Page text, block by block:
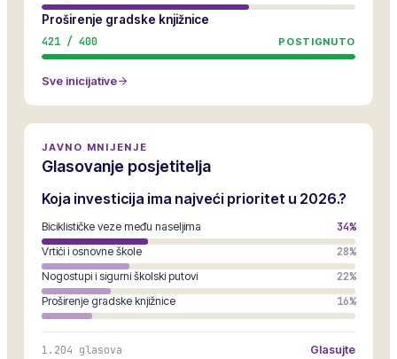
Proširenje gradske knjižnice
421 / 400 POSTIGNUTO
Sve inicijative
JAVNO MNIJENJE
Glasovanje posjetitelja
Koja investicija ima najveći prioritet u 2026.?
Biciklističke veze među naseljima 34%
Vrtići i osnovne škole 28%
Nogostupi i sigurni školski putovi 22%
Proširenje gradske knjižnice 16%
1.204 glasova Glasujte